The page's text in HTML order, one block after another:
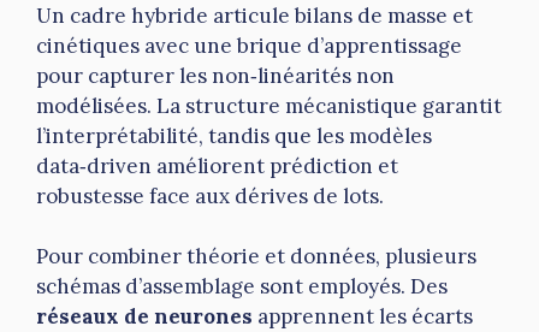
Un cadre hybride articule bilans de masse et
cinétiques avec une brique d’apprentissage
pour capturer les non‑linéarités non
modélisées. La structure mécanistique garantit
l’interprétabilité, tandis que les modèles
data‑driven améliorent prédiction et
robustesse face aux dérives de lots.
Pour combiner théorie et données, plusieurs
schémas d’assemblage sont employés. Des
réseaux de neurones apprennent les écarts